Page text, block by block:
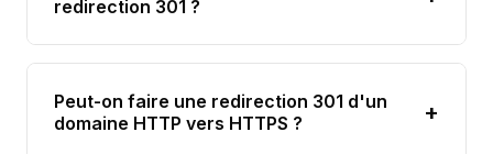
redirection 301 ?
Peut-on faire une redirection 301 d'un
domaine HTTP vers HTTPS ?
+